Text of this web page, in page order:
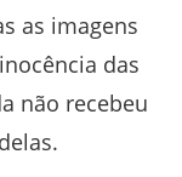
as imagens
das
não recebeu